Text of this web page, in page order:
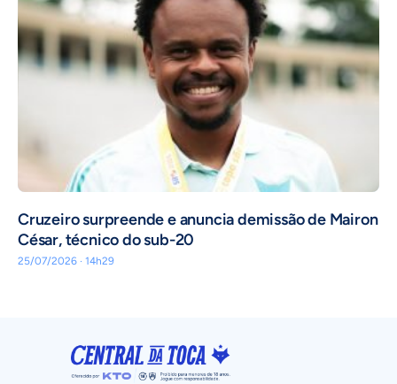
Cruzeiro surpreende e anuncia demissão de Mairon
César, técnico do sub-20
25/07/2026 · 14h29